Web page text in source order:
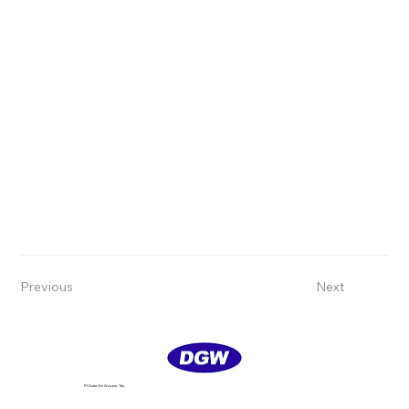
Previous Next
PT Delta GIri Wacana, Tbk.